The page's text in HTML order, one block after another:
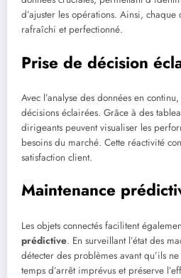
d’ajuster les opérations. Ainsi,
rafraîchi et perfectionné.
Prise de décision
Avec l’analyse des données en
décisions éclairées. Grâce à des
dirigeants peuvent visualiser les
besoins du marché. Cette réactivité
satisfaction client.
Maintenance
Les objets connectés facilitent
prédictive. En surveillant l’état des
détecter des problèmes avant qu’ils
temps d’arrêt imprévus et préserve